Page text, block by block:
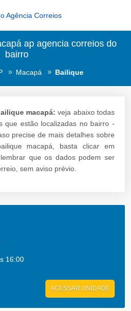
ap agencia correios do
bairro
Macapá Bailique
macapá: veja abaixo todas
que estão localizadas no bairro -
precise de mais detalhes sobre
macapá, basta clicar em
que os dados podem ser
sem aviso prévio.
16:00
ACESSAR UNIDADE